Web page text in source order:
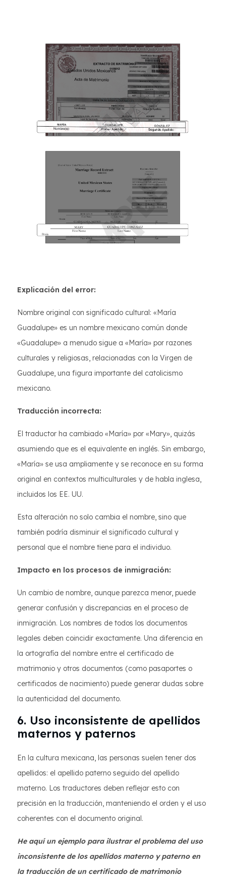
Explicación del error:
Nombre original con significado cultural: «María
Guadalupe» es un nombre mexicano común donde
«Guadalupe» a menudo sigue a «María» por razones
culturales y religiosas, relacionadas con la Virgen de
Guadalupe, una figura importante del catolicismo
mexicano.
Traducción incorrecta:
El traductor ha cambiado «María» por «Mary», quizás
asumiendo que es el equivalente en inglés. Sin embargo,
«María» se usa ampliamente y se reconoce en su forma
original en contextos multiculturales y de habla inglesa,
incluidos los EE. UU.
Esta alteración no solo cambia el nombre, sino que
también podría disminuir el significado cultural y
personal que el nombre tiene para el individuo.
Impacto en los procesos de inmigración:
Un cambio de nombre, aunque parezca menor, puede
generar confusión y discrepancias en el proceso de
inmigración. Los nombres de todos los documentos
legales deben coincidir exactamente. Una diferencia en
la ortografía del nombre entre el certificado de
matrimonio y otros documentos (como pasaportes o
certificados de nacimiento) puede generar dudas sobre
la autenticidad del documento.
6. Uso inconsistente de apellidos
maternos y paternos
En la cultura mexicana, las personas suelen tener dos
apellidos: el apellido paterno seguido del apellido
materno. Los traductores deben reflejar esto con
precisión en la traducción, manteniendo el orden y el uso
coherentes con el documento original.
He aquí un ejemplo para ilustrar el problema del uso
inconsistente de los apellidos materno y paterno en
la traducción de un certificado de matrimonio